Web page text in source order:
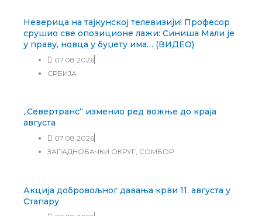
Неверица на тајкунској телевизији! Професор
срушио све опозиционе лажи: Синиша Мали је
у праву, новца у буџету има… (ВИДЕО)
07.08.2026
СРБИЈА
„Севертранс“ изменио ред вожње до краја
августа
07.08.2026
ЗАПАДНОБАЧКИ ОКРУГ, СОМБОР
Акција добровољног давања крви 11. августа у
Стапару